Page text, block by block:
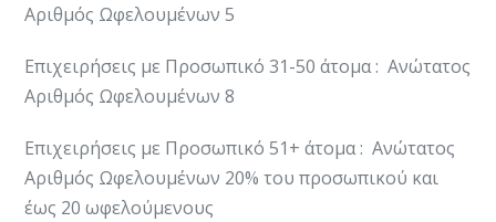
Αριθμός Ωφελουμένων 5
Επιχειρήσεις με Προσωπικό 31-50 άτομα : Ανώτατος
Αριθμός Ωφελουμένων 8
Επιχειρήσεις με Προσωπικό 51+ άτομα : Ανώτατος
Αριθμός Ωφελουμένων 20% του προσωπικού και
έως 20 ωφελούμενους